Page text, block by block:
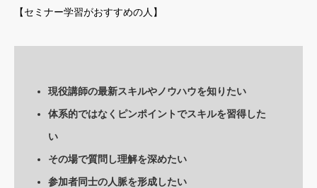
【セミナー学習がおすすめの人】
現役講師の最新スキルやノウハウを知りたい
体系的ではなくピンポイントでスキルを習得した
い
その場で質問し理解を深めたい
参加者同士の人脈を形成したい